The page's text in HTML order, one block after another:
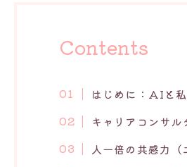
Contents
はじめに：AIと
キャリアコンサ
人一倍の共感力（